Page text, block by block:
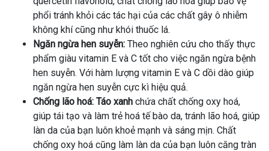
phổi tránh khỏi các tác hại của các chất gây ô nhiễm
không khí cũng như khói thuốc lá.
Ngăn ngừa hen suyễn: Theo nghiên cứu cho thấy thực
phẩm giàu vitamin E và C tốt cho việc ngăn ngừa bệnh
hen suyễn. Với hàm lượng vitamin E và C dồi dào giúp
ngăn ngừa hen suyễn cực kì hiệu quả.
Chống lão hoá: Táo xanh chứa chất chống oxy hoá,
giúp tái tạo và làm trẻ hoá tế bào da, tránh lão hoá, giúp
làn da của bạn luôn khoẻ mạnh và sáng mịn. Chất
chống oxy hoá cũng làm làn da của bạn luôn căng tràn